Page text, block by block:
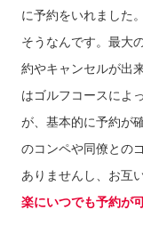
に予約をいれました
そうなんです。最大
約やキャンセルが出
はゴルフコースによ
が、基本的に予約が
のコンペや同僚との
ありませんし、お互
楽にいつでも予約が